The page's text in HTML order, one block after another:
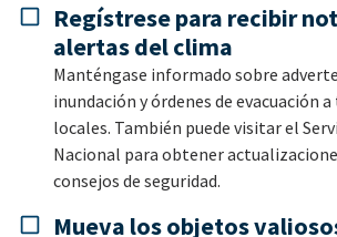
Regístrese para recibir
alertas del clima
Manténgase informado sobre
inundación y órdenes de evacuación
locales. También puede visitar el
Nacional para obtener
consejos de seguridad.
Mueva los objetos